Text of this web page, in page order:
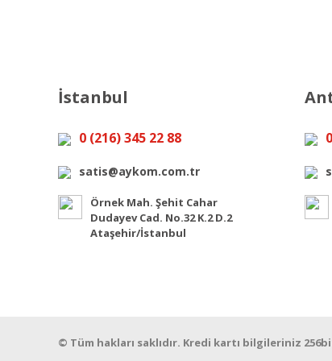
İstanbul
0 (216) 345 22 88
satis@aykom.com.tr
Örnek Mah. Şehit Cahar
Dudayev Cad. No.32 K.2 D.2
Ataşehir/İstanbul
© Tüm hakları saklıdır. Kredi kartı bilgileriniz